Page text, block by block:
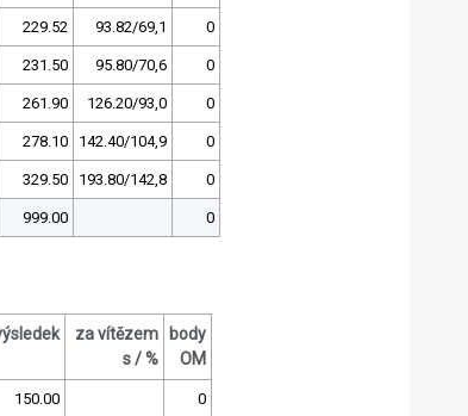
229.52 93.82/69,1 0
231.50 95.80/70,6 0
261.90 126.20/93,0 0
278.10 142.40/104,9 0
329.50 193.80/142,8 0
999.00 0
za vítězem
s / %
body
OM
150.00 0